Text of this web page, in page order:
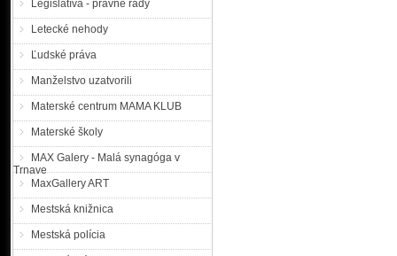
Legislatíva - právne rady
Letecké nehody
Ľudské práva
Manželstvo uzatvorili
Materské centrum MAMA KLUB
Materské školy
MAX Galery - Malá synagóga v
Trnave
MaxGallery ART
Mestská knižnica
Mestská polícia